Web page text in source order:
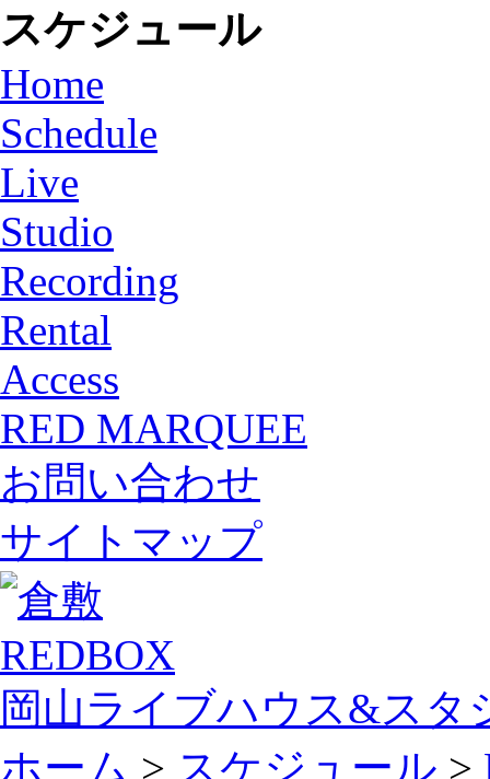
スケジュール
Home
Schedule
Live
Studio
Recording
Rental
Access
RED MARQUEE
お問い合わせ
サイトマップ
岡山ライブハウス&スタ
ホーム > スケジュール >